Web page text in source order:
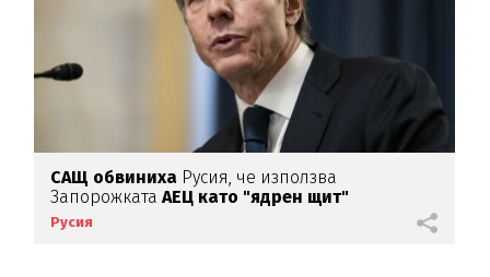
САЩ обвиниха Русия, че използва
ЗапорожкатаАЕЦ като "ядрен щит"
Русия